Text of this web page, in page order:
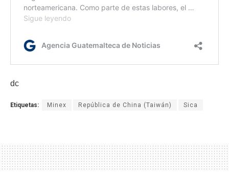
dc
Etiquetas: Minex República de China (Taiwán) Sica